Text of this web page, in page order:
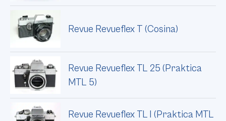
Revue Revueflex T (Cosina)
Revue Revueflex TL 25 (Praktica
MTL 5)
Revue Revueflex TL I (Praktica MTL